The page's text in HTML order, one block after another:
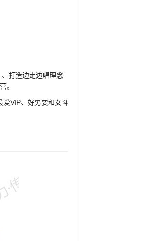
打造边走边唱理念
。
VIP、好男要和女斗